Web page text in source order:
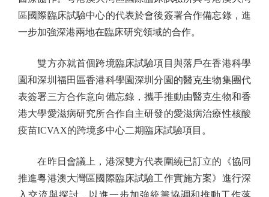
區國際臨床試驗中心的代表於會後簽署合作備忘錄，進
一步加強深港兩地在臨床研究領域的合作。
雙方亦就首個跨境臨床試驗項目與落戶在香港科學
園和深圳福田區香港科學園深圳分園的醫克生物集團代
表簽署三方合作意向備忘錄，攜手推動由醫克生物和香
港大學愛滋病研究所合作自主研發的愛滋病治療性核酸
疫苗ICVAX的跨境多中心二期臨床試驗項目。
在昨日會議上，港深雙方代表圍繞已訂立的《協同
推進粵港澳大灣區國際臨床試驗工作實施方案》進行深
入交流與探討，以進一步加強統籌協調和推動工作落